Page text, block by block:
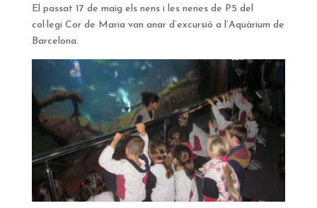
El passat 17 de maig els nens i les nenes de P5 del
col·legi Cor de Maria van anar d’excursió a l’Aquàrium de
Barcelona.